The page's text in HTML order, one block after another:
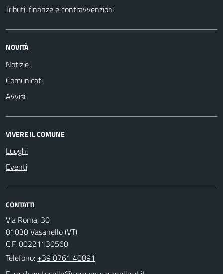
Tributi, finanze e contravvenzioni
NOVITÀ
Notizie
Comunicati
Avvisi
VIVERE IL COMUNE
Luoghi
Eventi
CONTATTI
Via Roma, 30
01030 Vasanello (VT)
C.F. 00221130560
Telefono: +39 0761 40891